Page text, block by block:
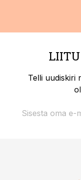
Telli uudiskiri